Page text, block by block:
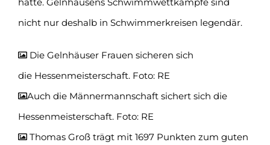
nicht nur deshalb in Schwimmerkreisen legendär.
Die Gelnhäuser Frauen sicheren sich
die Hessenmeisterschaft. Foto: RE
Auch die Männermannschaft sichert sich die
Hessenmeisterschaft. Foto: RE
Thomas Groß trägt mit 1697 Punkten zum guten